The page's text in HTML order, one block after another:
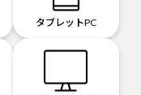
タブレットPC